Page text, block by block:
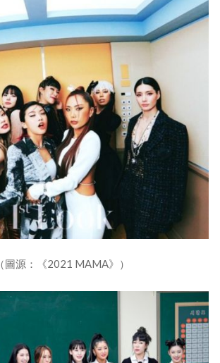
（圖源：《2021 MAMA》）